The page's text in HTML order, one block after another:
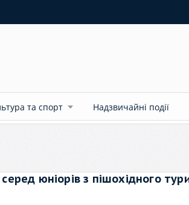
та спорт Надзвичайні події
юніорів з пішохідного